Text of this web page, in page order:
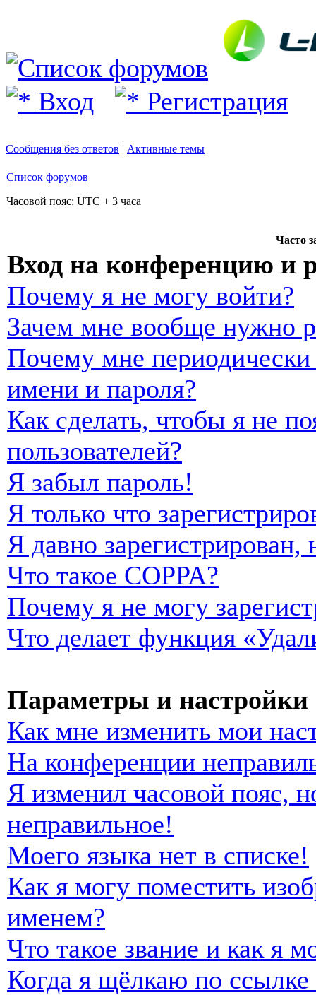
Вход Регистрация
Сообщения без ответов | Активные темы
Список форумов
Часовой пояс: UTC + 3 часа
Часто
Вход на конференцию и
Почему я не могу войти?
Зачем мне вообще нужно
Почему мне периодически
имени и пароля?
Как сделать, чтобы я не
пользователей?
Я забыл пароль!
Я только что
Я давно
Что такое COPPA?
Почему я не могу
Что делает функция
Параметры и настройки
Как мне изменить мои
На конференции
Я изменил часовой пояс,
неправильное!
Моего языка нет в списке!
Как я могу поместить
именем?
Что такое звание и как я
Когда я щёлкаю по